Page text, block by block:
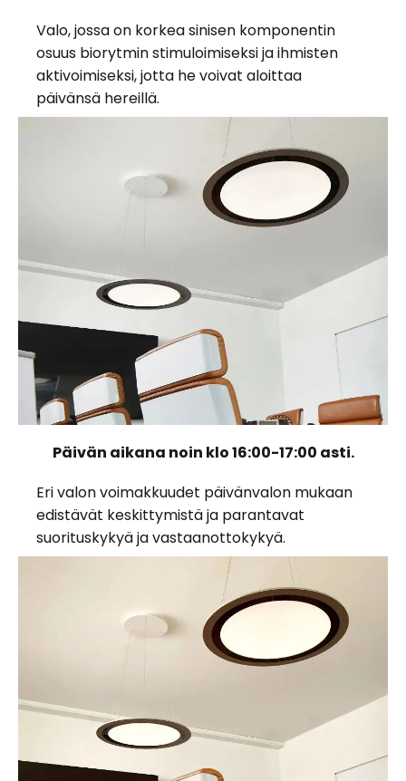
Valo, jossa on korkea sinisen komponentin
osuus biorytmin stimuloimiseksi ja ihmisten
aktivoimiseksi, jotta he voivat aloittaa
päivänsä hereillä.
Päivän aikana noin klo 16:00-17:00 asti.
Eri valon voimakkuudet päivänvalon mukaan
edistävät keskittymistä ja parantavat
suorituskykyä ja vastaanottokykyä.